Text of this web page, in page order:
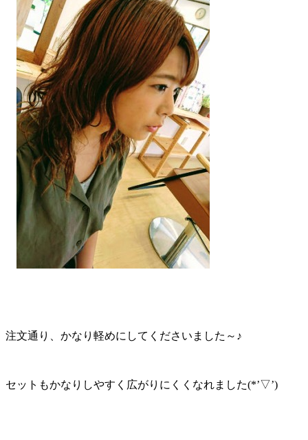
注文通り、かなり軽めにしてくださいました～♪
セットもかなりしやすく広がりにくくなれました(*’▽’)